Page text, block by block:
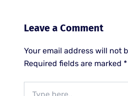
Leave a Comment
Your email address will not
Required fields are marked *